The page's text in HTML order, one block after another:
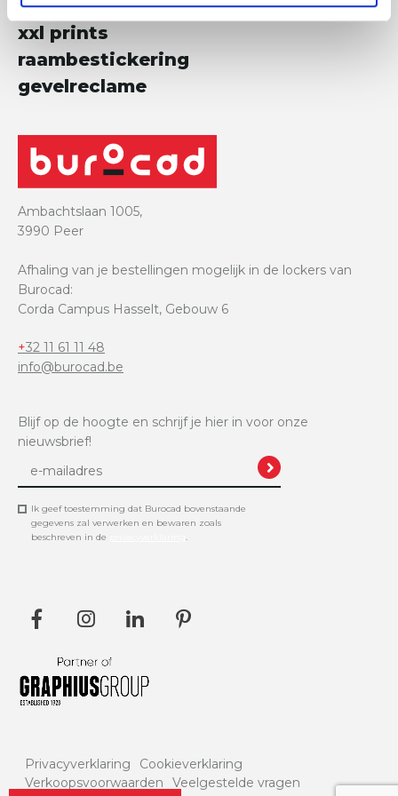
Blijf op de hoogte en schrijf je hier in voor onze
nieuwsbrief!
Ik geef toestemming dat Burocad bovenstaande
gegevens zal verwerken en bewaren zoals
beschreven in de
.
Ambachtslaan 1005,
3990 Peer
Afhaling van je bestellingen mogelijk in de lockers van
Burocad:
Corda Campus Hasselt, Gebouw 6
+32 11 61 11 48
info@burocad.be
beursstanden
xxl prints
raambestickering
gevelreclame
Privacyverklaring
Cookieverklaring
Verkoopsvoorwaarden
Veelgestelde vragen